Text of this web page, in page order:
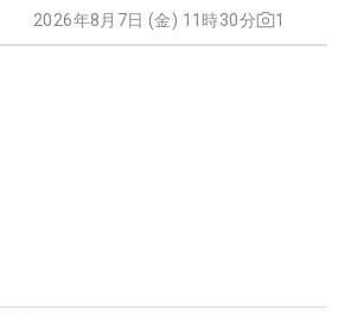
2026年8月7日 (金) 11時30分 1